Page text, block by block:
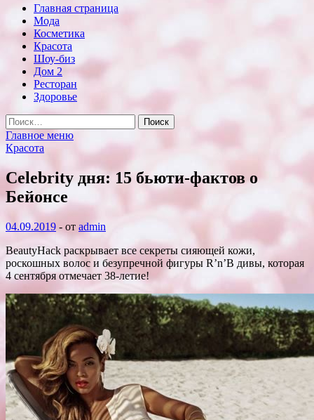
Главная страница
Мода
Косметика
Красота
Шоу-биз
Дом 2
Ресторан
Здоровье
Найти:
Главное меню
Красота
Celebrity дня: 15 бьюти-фактов о
Бейонсе
04.09.2019 - от admin
BeautyHack раскрывает все секреты сияющей кожи,
роскошных волос и безупречной фигуры R’n’B дивы, которая
4 сентября отмечает 38-летие!